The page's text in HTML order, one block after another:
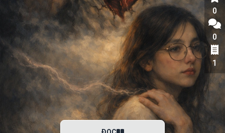
0
0
1